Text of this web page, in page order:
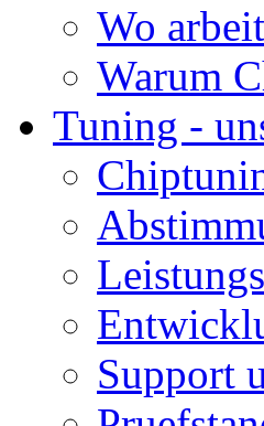
Wo
Warum
Tuning -
Support